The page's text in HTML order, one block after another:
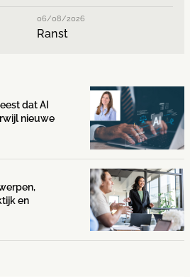
06/08/2026
Ranst
dat AI
nieuwe
en